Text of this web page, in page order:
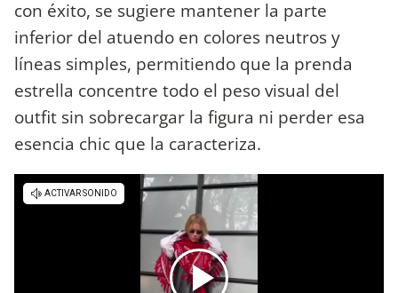
con éxito, se sugiere mantener la parte
inferior del atuendo en colores neutros y
líneas simples, permitiendo que la prenda
estrella concentre todo el peso visual del
outfit sin sobrecargar la figura ni perder esa
esencia chic que la caracteriza.